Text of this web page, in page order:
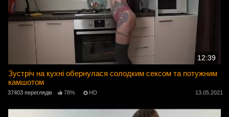
12:39
Зустріч на кухні обернулася солодким сексом та потужним
камшотом
37403 переглядів 78% HD 13.05.2021